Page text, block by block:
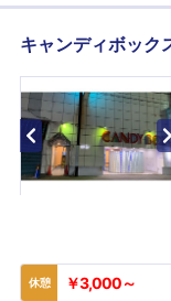
キャンディボック
休憩 ￥3,000～